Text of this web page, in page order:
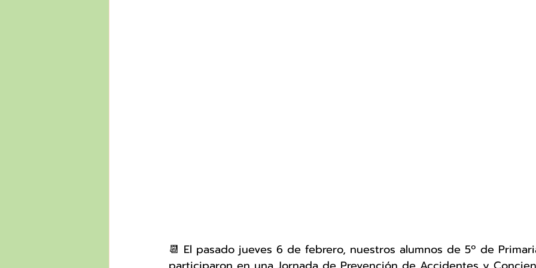
📆 El pasado jueves 6 de febrero, nuestros alumnos de 5º de